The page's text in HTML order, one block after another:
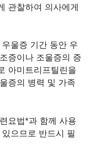
관찰하여 의사에게
울증 기간 동안 우
증이나 조울증의 증
아미트리프틸린을
증의 병력 및 가족
요법*과 함께 사용
으므로 반드시 필